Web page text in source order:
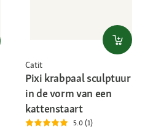
Catit
Pixi krabpaal sculptuur
in de vorm van een
kattenstaart
5.0 (1)